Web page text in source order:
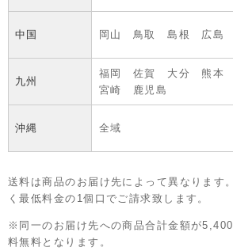
中国 岡山 鳥取 島根 広島
九州
福岡 佐賀 大分 熊本
宮崎 鹿児島
沖縄 全域
送料は商品のお届け先によって異なります
く最低料金の1個口でご請求致します。
※同一のお届け先への商品合計金額が
料無料となります。